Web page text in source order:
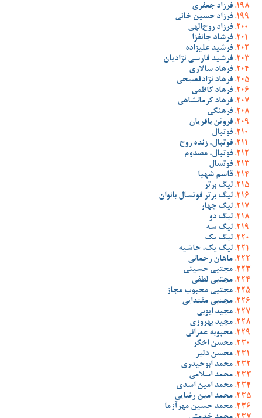
فرزاد جعفری
فرزاد حسین خانی
فرزاد روح‌الهی
فرشاد جانفزا
فرشید علیزاده
فرشید فارسی نژادیان
فرهاد سالاری
فرهاد نژادفصیحی
فرهاد کاظمی
فرهاد کرمانشاهی
فرهنگی
فروتن باقریان
فوتبال
فوتبال، زنده روح
فوتبال، مصدوم
فوتسال
قاسم شهبا
لیگ برتر
لیگ برتر فوتسال بانوان
لیگ چهار
لیگ دو
لیگ سه
لیگ یک
لیگ یک، حاشیه
ماهان رحمانی
مجتبی حسینی
مجتبی لطفی
مجتبی محبوب مجاز
مجتبی مقتدایی
مجید ایوبی
مجید بهروزی
محبوبه عمرانی
محسن اخگر
محسن دلیر
محمد ابوحیدری
محمد اسلامی
محمد امین اسدی
محمد امین رضایی
محمد حسین مهرآزما